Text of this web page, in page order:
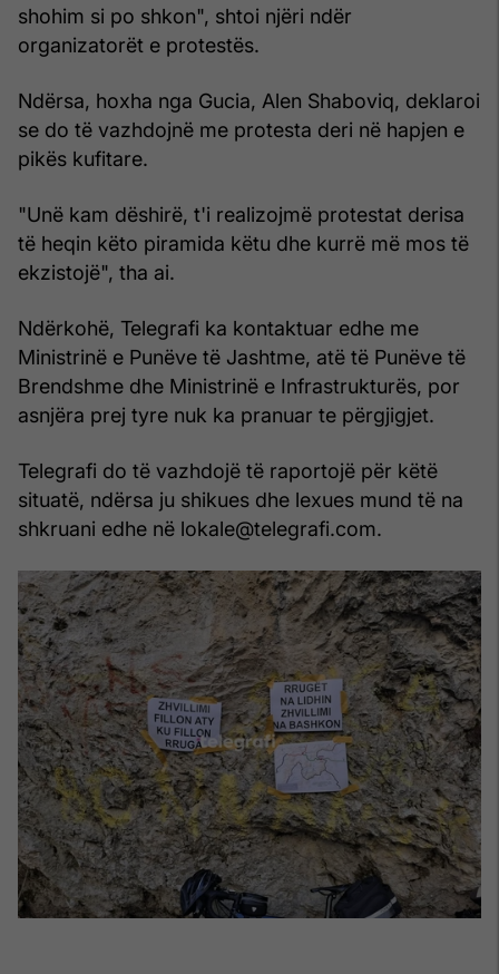
shohim si po shkon", shtoi njëri ndër
organizatorët e protestës.
Ndërsa, hoxha nga Gucia, Alen Shaboviq, deklaroi
se do të vazhdojnë me protesta deri në hapjen e
pikës kufitare.
"Unë kam dëshirë, t'i realizojmë protestat derisa
të heqin këto piramida këtu dhe kurrë më mos të
ekzistojë", tha ai.
Ndërkohë, Telegrafi ka kontaktuar edhe me
Ministrinë e Punëve të Jashtme, atë të Punëve të
Brendshme dhe Ministrinë e Infrastrukturës, por
asnjëra prej tyre nuk ka pranuar te përgjigjet.
Telegrafi do të vazhdojë të raportojë për këtë
situatë, ndërsa ju shikues dhe lexues mund të na
shkruani edhe në lokale@telegrafi.com.